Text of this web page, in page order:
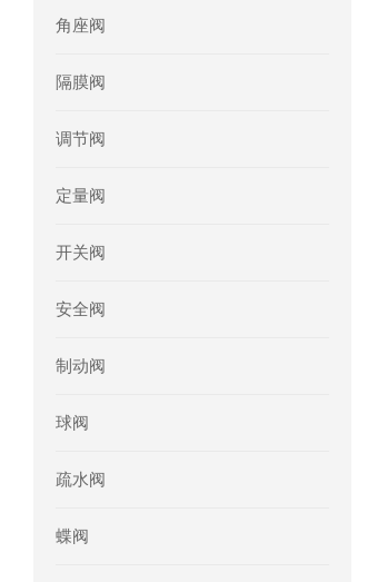
AC-MOTOREN电机
角座阀
隔膜阀
调节阀
定量阀
开关阀
安全阀
制动阀
球阀
疏水阀
蝶阀